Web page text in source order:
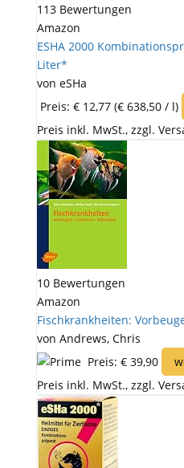
113 Bewertungen
Amazon
ESHA 2000
Liter*
von eSHa
Preis: € 12,77 (€ 638,50 / l)
Preis inkl. MwSt., zzgl.
10 Bewertungen
Amazon
Fischkrankheiten:
von Andrews, Chris
Preis: € 39,90
Preis inkl. MwSt., zzgl.